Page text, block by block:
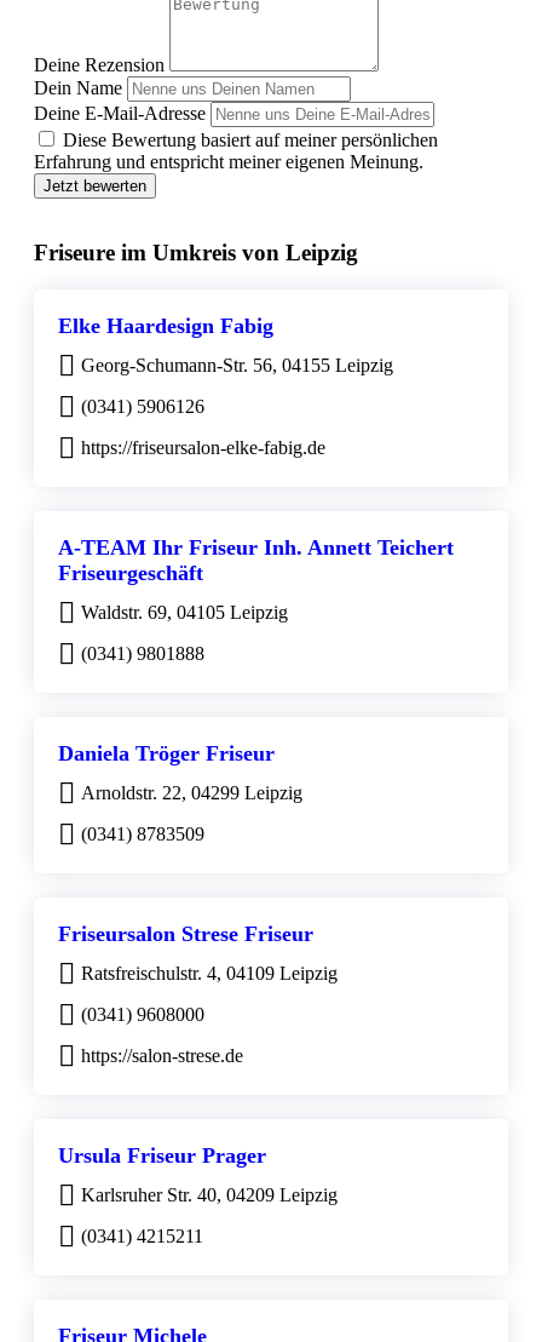
Deine Rezension
Dein Name
Deine E-Mail-Adresse
Diese Bewertung basiert auf meiner persönlichen
Erfahrung und entspricht meiner eigenen Meinung.
Jetzt bewerten
Friseure im Umkreis von Leipzig
Elke Haardesign Fabig
Georg-Schumann-Str. 56, 04155 Leipzig
(0341) 5906126
https://friseursalon-elke-fabig.de
A-TEAM Ihr Friseur Inh. Annett Teichert
Friseurgeschäft
Waldstr. 69, 04105 Leipzig
(0341) 9801888
Daniela Tröger Friseur
Arnoldstr. 22, 04299 Leipzig
(0341) 8783509
Friseursalon Strese Friseur
Ratsfreischulstr. 4, 04109 Leipzig
(0341) 9608000
https://salon-strese.de
Ursula Friseur Prager
Karlsruher Str. 40, 04209 Leipzig
(0341) 4215211
Friseur Michele